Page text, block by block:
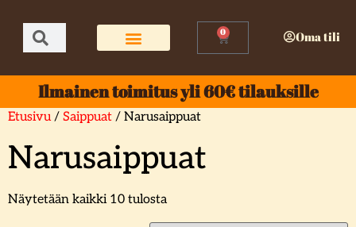
0 Oma tili
Ilmainen toimitus yli 60€ tilauksille
Etusivu/ Saippuat / Narusaippuat
Narusaippuat
Näytetään kaikki 10 tulosta